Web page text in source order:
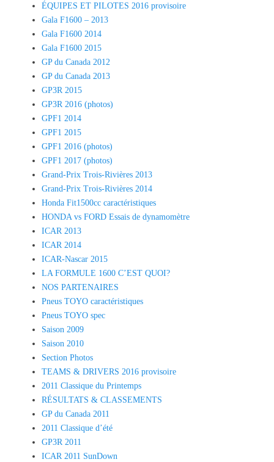
ÉQUIPES ET PILOTES 2016 provisoire
Gala F1600 – 2013
Gala F1600 2014
Gala F1600 2015
GP du Canada 2012
GP du Canada 2013
GP3R 2015
GP3R 2016 (photos)
GPF1 2014
GPF1 2015
GPF1 2016 (photos)
GPF1 2017 (photos)
Grand-Prix Trois-Rivières 2013
Grand-Prix Trois-Rivières 2014
Honda Fit1500cc caractéristiques
HONDA vs FORD Essais de dynamomètre
ICAR 2013
ICAR 2014
ICAR-Nascar 2015
LA FORMULE 1600 C’EST QUOI?
NOS PARTENAIRES
Pneus TOYO caractéristiques
Pneus TOYO spec
Saison 2009
Saison 2010
Section Photos
TEAMS & DRIVERS 2016 provisoire
2011 Classique du Printemps
RÉSULTATS & CLASSEMENTS
GP du Canada 2011
2011 Classique d’été
GP3R 2011
ICAR 2011 SunDown